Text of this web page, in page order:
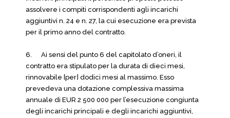
assolvere i compiti corrispondenti agli incarichi
aggiuntivi n. 24 e n. 27, la cui esecuzione era prevista
per il primo anno del contratto.
6. Ai sensi del punto 6 del capitolato d’oneri, il
contratto era stipulato per la durata di dieci mesi,
rinnovabile [per] dodici mesi al massimo. Esso
prevedeva una dotazione complessiva massima
annuale di EUR 2 500 000 per l’esecuzione congiunta
degli incarichi principali e degli incarichi aggiuntivi,